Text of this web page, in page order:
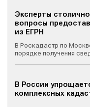
Эксперты
вопросы
из ЕГРН
В Роскадастр по
порядке получения
В России
комплексных